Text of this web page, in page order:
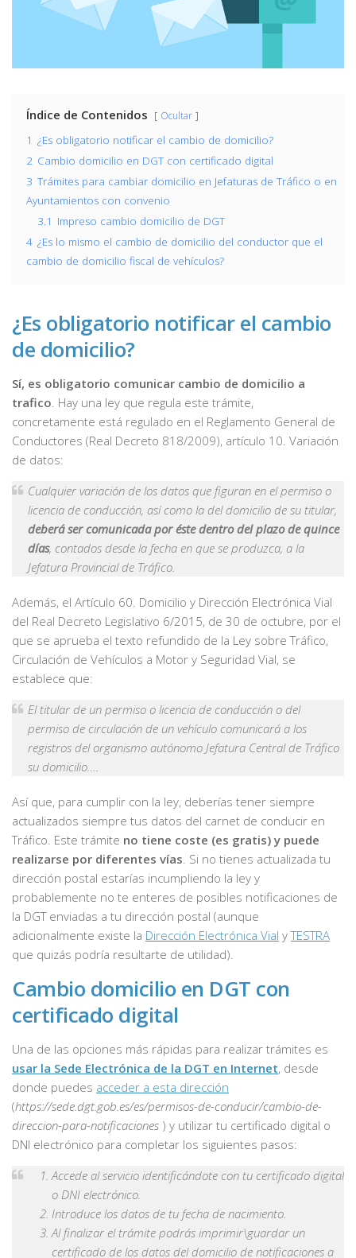
Índice de Contenidos Ocultar
1 ¿Es obligatorio notificar el cambio de domicilio?
2 Cambio domicilio en DGT con certificado digital
3 Trámites para cambiar domicilio en Jefaturas de Tráfico o en
Ayuntamientos con convenio
3.1 Impreso cambio domicilio de DGT
4 ¿Es lo mismo el cambio de domicilio del conductor que el
cambio de domicilio fiscal de vehículos?
¿Es obligatorio notificar el cambio
de domicilio?
Sí, es obligatorio comunicar cambio de domicilio a
trafico . Hay una ley que regula este trámite,
concretamente está regulado en el Reglamento General de
Conductores (Real Decreto 818/2009), artículo 10. Variación
de datos:
Cualquier variación de los datos que figuran en el permiso o
licencia de conducción, así como la del domicilio de su titular,
deberá ser comunicada por éste dentro del plazo de quince
días, contados desde la fecha en que se produzca, a la
Jefatura Provincial de Tráfico.
Además, el Artículo 60. Domicilio y Dirección Electrónica Vial
del Real Decreto Legislativo 6/2015, de 30 de octubre, por el
que se aprueba el texto refundido de la Ley sobre Tráfico,
Circulación de Vehículos a Motor y Seguridad Vial, se
establece que:
El titular de un permiso o licencia de conducción o del
permiso de circulación de un vehículo comunicará a los
registros del organismo autónomo Jefatura Central de Tráfico
su domicilio….
Así que, para cumplir con la ley, deberías tener siempre
actualizados siempre tus datos del carnet de conducir en
Tráfico. Este trámite no tiene coste (es gratis) y puede
realizarse por diferentes vías . Si no tienes actualizada tu
dirección postal estarías incumpliendo la ley y
probablemente no te enteres de posibles notificaciones de
la DGT enviadas a tu dirección postal (aunque
adicionalmente existe la Dirección Electrónica Vial yTESTRA
que quizás podría resultarte de utilidad).
Cambio domicilio en DGT con
certificado digital
Una de las opciones más rápidas para realizar trámites es
usar la Sede Electrónica de la DGT en Internet, desde
donde puedes acceder a esta dirección
(https://sede.dgt.gob.es/es/permisos-de-conducir/cambio-de-
direccion-para-notificaciones ) y utilizar tu certificado digital o
DNI electrónico para completar los siguientes pasos:
Accede al servicio identificándote con tu certificado digital
o DNI electrónico.
Introduce los datos de tu fecha de nacimiento.
Al finalizar el trámite podrás imprimir\guardar un
certificado de los datos del domicilio de notificaciones a